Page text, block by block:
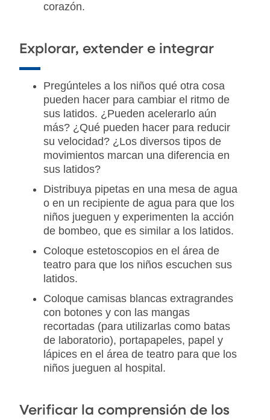
corazón.
Explorar, extender e integrar
Pregúnteles a los niños qué otra cosa
pueden hacer para cambiar el ritmo de
sus latidos. ¿Pueden acelerarlo aún
más? ¿Qué pueden hacer para reducir
su velocidad? ¿Los diversos tipos de
movimientos marcan una diferencia en
sus latidos?
Distribuya pipetas en una mesa de agua
o en un recipiente de agua para que los
niños jueguen y experimenten la acción
de bombeo, que es similar a los latidos.
Coloque estetoscopios en el área de
teatro para que los niños escuchen sus
latidos.
Coloque camisas blancas extragrandes
con botones y con las mangas
recortadas (para utilizarlas como batas
de laboratorio), portapapeles, papel y
lápices en el área de teatro para que los
niños jueguen al hospital.
Verificar la comprensión de los